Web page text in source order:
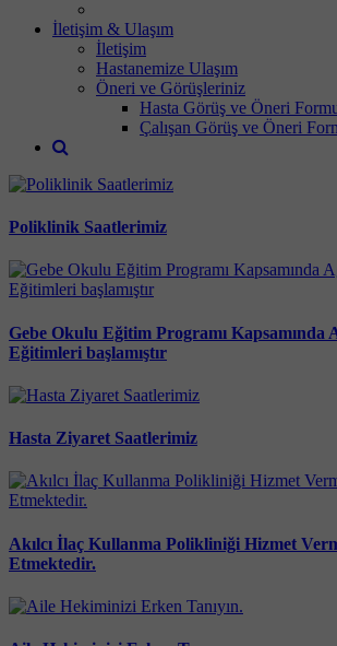
İletişim & Ulaşım
İletişim
Hastanemize Ulaşım
Öneri ve Görüşleriniz
Hasta Görüş ve Öneri
Çalışan Görüş ve Öneri
Poliklinik Saatlerimiz
Gebe Okulu Eğitim Programı Kapsamında
Eğitimleri başlamıştır
Hasta Ziyaret Saatlerimiz
Akılcı İlaç Kullanma Polikliniği Hizmet
Etmektedir.